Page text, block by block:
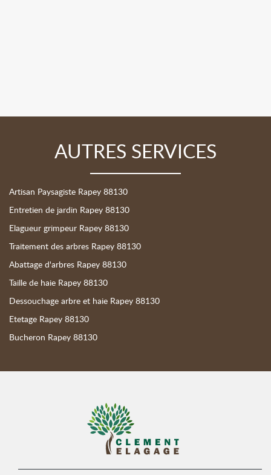
AUTRES SERVICES
Artisan Paysagiste Rapey 88130
Entretien de jardin Rapey 88130
Elagueur grimpeur Rapey 88130
Traitement des arbres Rapey 88130
Abattage d'arbres Rapey 88130
Taille de haie Rapey 88130
Dessouchage arbre et haie Rapey 88130
Etetage Rapey 88130
Bucheron Rapey 88130